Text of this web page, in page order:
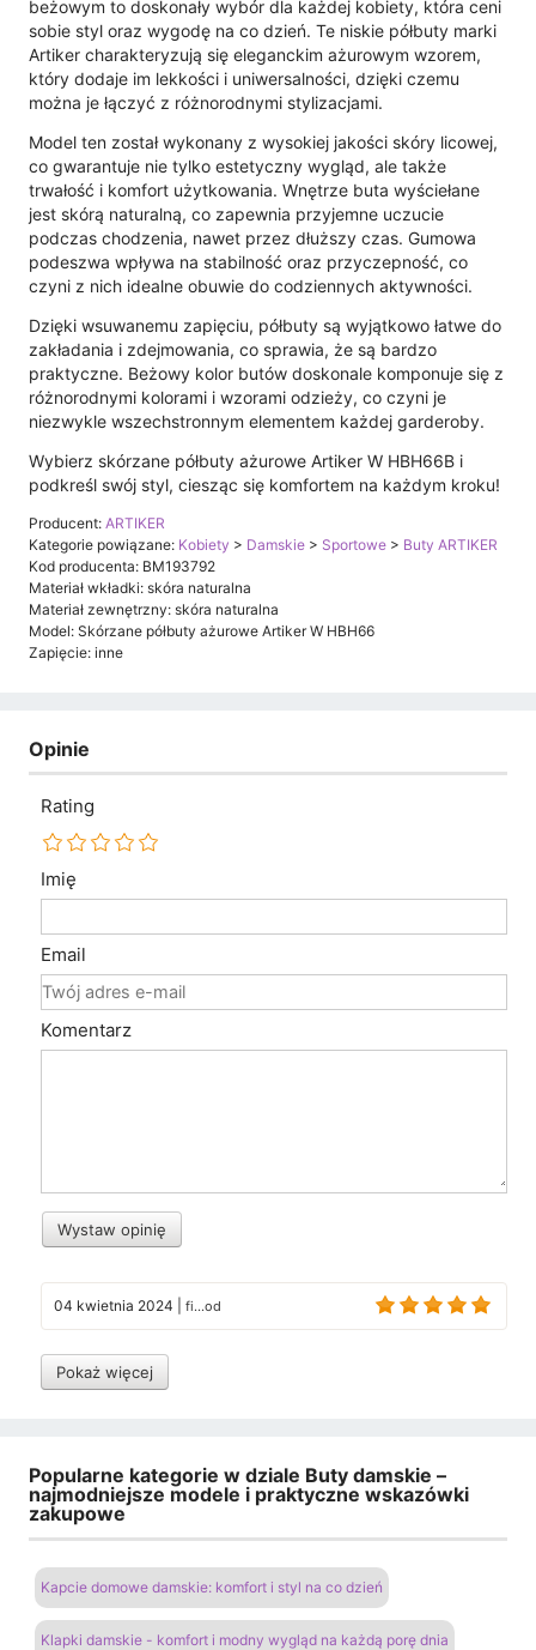
beżowym to doskonały wybór dla każdej kobiety, która ceni
sobie styl oraz wygodę na co dzień. Te niskie półbuty marki
Artiker charakteryzują się eleganckim ażurowym wzorem,
który dodaje im lekkości i uniwersalności, dzięki czemu
można je łączyć z różnorodnymi stylizacjami.
Model ten został wykonany z wysokiej jakości skóry licowej,
co gwarantuje nie tylko estetyczny wygląd, ale także
trwałość i komfort użytkowania. Wnętrze buta wyściełane
jest skórą naturalną, co zapewnia przyjemne uczucie
podczas chodzenia, nawet przez dłuższy czas. Gumowa
podeszwa wpływa na stabilność oraz przyczepność, co
czyni z nich idealne obuwie do codziennych aktywności.
Dzięki wsuwanemu zapięciu, półbuty są wyjątkowo łatwe do
zakładania i zdejmowania, co sprawia, że są bardzo
praktyczne. Beżowy kolor butów doskonale komponuje się z
różnorodnymi kolorami i wzorami odzieży, co czyni je
niezwykle wszechstronnym elementem każdej garderoby.
Wybierz skórzane półbuty ażurowe Artiker W HBH66B i
podkreśl swój styl, ciesząc się komfortem na każdym kroku!
Producent: ARTIKER
Kategorie powiązane: Kobiety > Damskie > Sportowe > Buty ARTIKER
Kod producenta: BM193792
Materiał wkładki: skóra naturalna
Materiał zewnętrzny: skóra naturalna
Model: Skórzane półbuty ażurowe Artiker W HBH66
Zapięcie: inne
Opinie
Rating
Imię
Email
Komentarz
Wystaw opinię
04 kwietnia 2024 fi...od
Pokaż więcej
Popularne kategorie w dziale Buty damskie –
najmodniejsze modele i praktyczne wskazówki
zakupowe
Kapcie domowe damskie: komfort i styl na co dzień
Klapki damskie - komfort i modny wygląd na każdą porę dnia